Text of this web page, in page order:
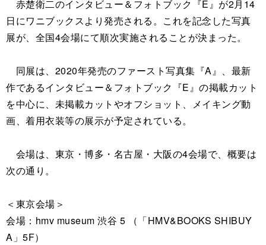
赤楚衛二のインタビュー＆フォトブック『E』が2月14
日にワニブックスより発売される。これを記念した写真
展が、全国4会場にて順次実施されることが決まった。
同展は、2020年発売のファースト写真集『A』、最新
作であるインタビュー＆フォトブック『E』の掲載カット
を中心に、未掲載カットやオフショット、メイキング動
画、着用衣装等の展示が予定されている。
会場は、東京・博多・名古屋・大阪の4会場で、概要は
次の通り。
＜東京会場＞
会場：hmv museum 渋谷 5 （「HMV&BOOKS SHIBUY
A」5F）